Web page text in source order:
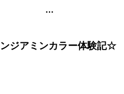
池袋の美容室・美容院のart-noise
ジアミンカラー体験記☆